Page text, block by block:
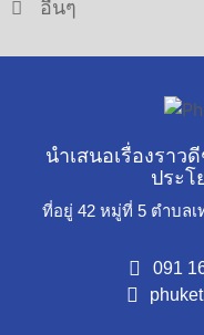
อื่นๆ
นำเสนอเรื่องราว
ประ
ที่อยู่ 42 หมู่ที่ 5 ตำบลเ
091